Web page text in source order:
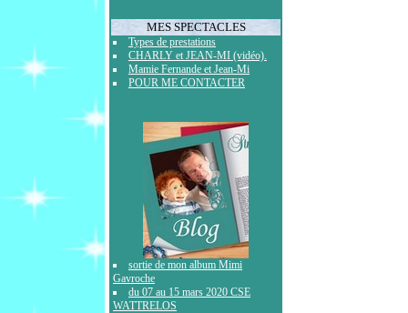
MES SPECTACLES
Types de prestations
CHARLY et JEAN-MI (vidéo).
Mamie Fernande et Jean-Mi
POUR ME CONTACTER
sortie de mon album Mimi
Gavroche
du 07 au 15 mars 2020 CSE
WATTRELOS